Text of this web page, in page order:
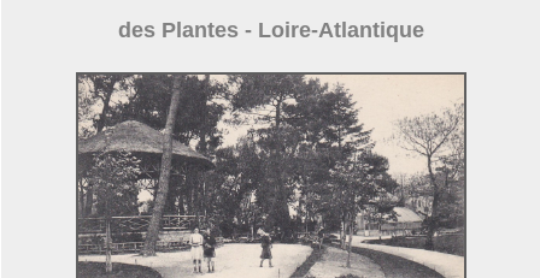
des Plantes - Loire-Atlantique